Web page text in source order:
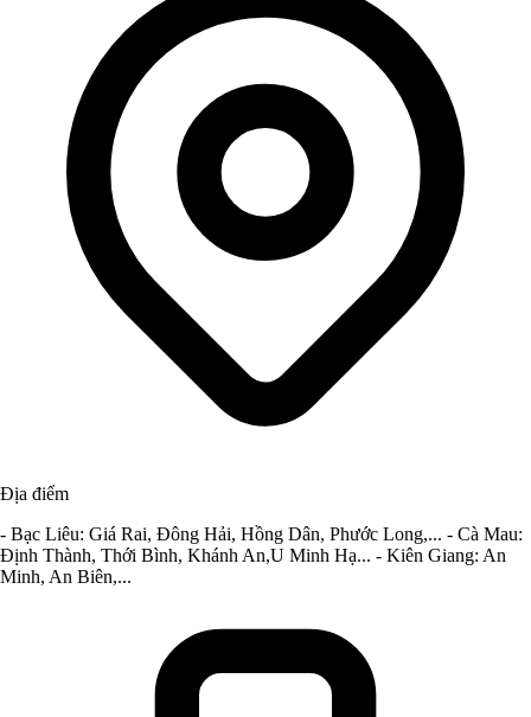
Địa điểm
- Bạc Liêu: Giá Rai, Đông Hải, Hồng Dân, Phước Long,... - Cà Mau:
Định Thành, Thới Bình, Khánh An,U Minh Hạ... - Kiên Giang: An
Minh, An Biên,...